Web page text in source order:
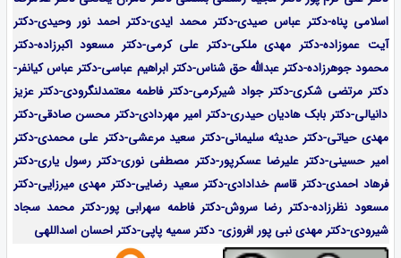
اسلامی پناه-دکتر عباس صیدی-دکتر محمد ایدی-دکتر احمد نور وحیدی-دکتر
آیت عموزاده-دکتر مهدی ملکی-دکتر علی کرمی-دکتر مسعود اکبرزاده-دکتر
محمود جوهرزاده-دکتر عبدالله حق شناس-دکتر ابراهیم عباسی-دکتر عباس کیانفر-
دکتر مرتضی شکری-دکتر جواد شیرکرمی-دکتر فاطمه معتمدلنگرودی-دکتر عزیز
دانیالی-دکتر بابک هادیان حیدری-دکتر امیر مهردادی-دکتر محسن صادقی-دکتر
مهدی حیاتی-دکتر حدیثه سلیمانی-دکتر سعید مرعشی-دکتر علی محمدی-دکتر
امیر حسینی-دکتر علیرضا عسکرپور-دکتر مصطفی نوری-دکتر رسول یاری-دکتر
فرهاد احمدی-دکتر قاسم خدادادی-دکتر سعید رضایی-دکتر مهدی میرزایی-دکتر
مسعود نظرزاده-دکتر رضا سروش-دکتر فاطمه سهرابی پور-دکتر محمد سجاد
شیرودی-دکتر مهدی نبی پور افروزی- دکتر سمیه پاپی-دکتر احسان اسداللهی